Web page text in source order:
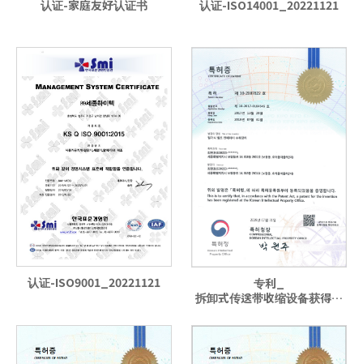
认证-家庭友好认证书 认证-ISO14001_20221121
认证-ISO9001_20221121
专利_
拆卸式传送带收缩设备获得认